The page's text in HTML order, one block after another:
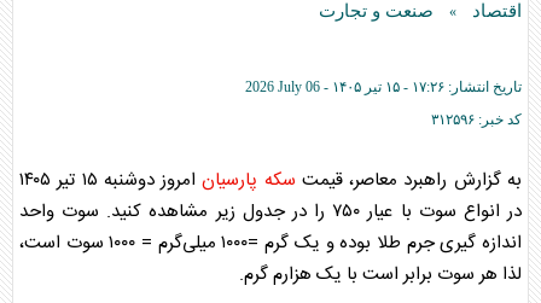
اقتصاد » صنعت و تجارت
تاریخ انتشار: ۱۷:۲۶ - ۱۵ تير ۱۴۰۵ -
2026 July 06
کد خبر: ۳۱۲۵۹۶
به گزارش راهبرد معاصر، قیمت سکه پارسیان
امروز دوشنبه ۱۵ تیر ۱۴۰۵
در انواع سوت با عیار ۷۵۰ را در جدول زیر مشاهده کنید. سوت واحد
اندازه گیری جرم طلا بوده و یک گرم =۱۰۰۰ میلی‌گرم = ۱۰۰۰ سوت است،
لذا هر سوت برابر است با یک هزارم گرم.